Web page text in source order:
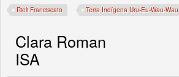
Rieli Franciscato Terra Indígena Uru-Eu-Wau-Wau
Clara Roman
ISA